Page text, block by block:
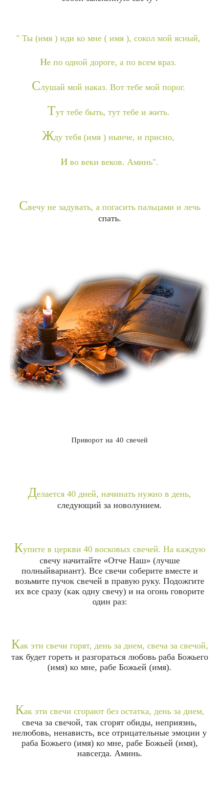
" Ты (имя ) иди ко мне ( имя ), сокол мой ясный,
не по одной дороге, а по всем враз.
Слушай мой наказ. Вот тебе мой порог.
Тут тебе быть, тут тебе и жить.
Жду тебя (имя ) нынче, и присно,
и во веки веков. Аминь".
Свечу не задувать, а погасить пальцами и лечь
спать.
Приворот на 40 свечей
Делается 40 дней, начинать нужно в день,
следующий за новолунием.
Купите в церкви 40 восковых свечей. На каждую
свечу начитайте «Отче Наш» (лучше
полныйвариант). Все свечи соберите вместе и
возьмите пучок свечей в правую руку. Подожгите
их все сразу (как одну свечу) и на огонь говорите
один раз:
Как эти свечи горят, день за днем, свеча за свечой,
так будет гореть и разгораться любовь раба Божьего
(имя) ко мне, рабе Божьей (имя).
Как эти свечи сгорают без остатка, день за днем,
свеча за свечой, так сгорят обиды, неприязнь,
нелюбовь, ненависть, все отрицательные эмоции у
раба Божьего (имя) ко мне, рабе Божьей (имя),
навсегда. Аминь.